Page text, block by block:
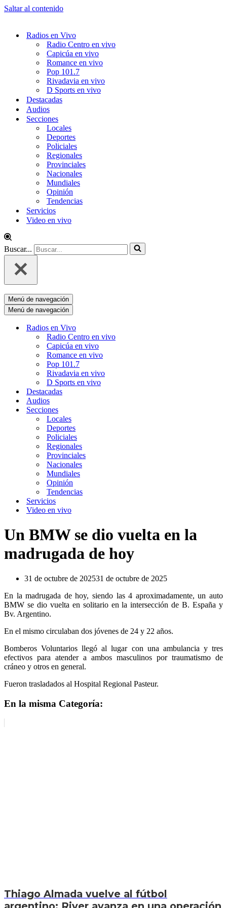
Saltar al contenido
Radios en Vivo
Radio Centro en vivo
Capicúa en vivo
Romance en vivo
Pop 101.7
Rivadavia en vivo
D Sports en vivo
Destacadas
Audios
Secciones
Locales
Deportes
Policiales
Regionales
Provinciales
Nacionales
Mundiales
Opinión
Tendencias
Servicios
Video en vivo
Buscar...
Menú de navegación
Menú de navegación
Radios en Vivo
Radio Centro en vivo
Capicúa en vivo
Romance en vivo
Pop 101.7
Rivadavia en vivo
D Sports en vivo
Destacadas
Audios
Secciones
Locales
Deportes
Policiales
Regionales
Provinciales
Nacionales
Mundiales
Opinión
Tendencias
Servicios
Video en vivo
Un BMW se dio vuelta en la
madrugada de hoy
31 de octubre de 202531 de octubre de 2025
En la madrugada de hoy, siendo las 4 aproximadamente, un auto
BMW se dio vuelta en solitario en la intersección de B. España y
Bv. Argentino.
En el mismo circulaban dos jóvenes de 24 y 22 años.
Bomberos Voluntarios llegó al lugar con una ambulancia y tres
efectivos para atender a ambos masculinos por traumatismo de
cráneo y otros en general.
Fueron trasladados al Hospital Regional Pasteur.
En la misma Categoría:
Thiago Almada vuelve al fútbol